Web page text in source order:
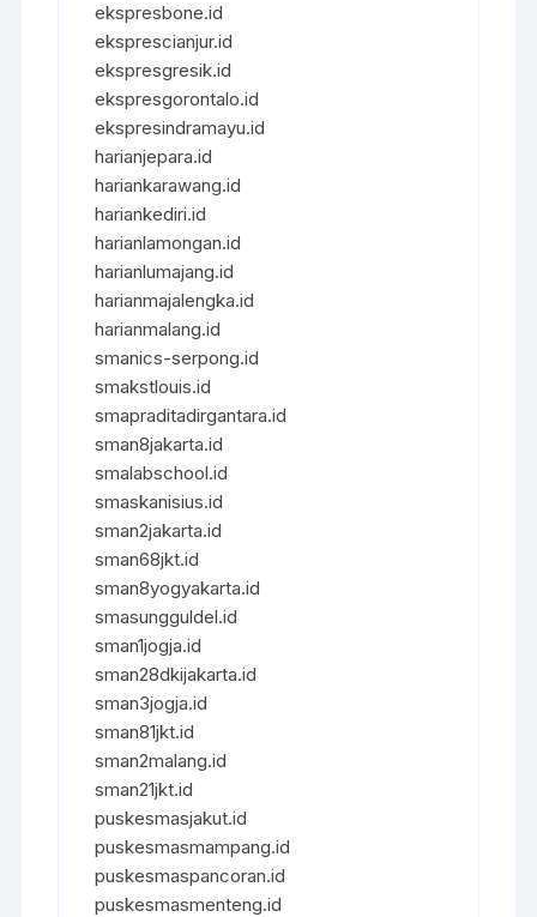
ekspresbone.id
eksprescianjur.id
ekspresgresik.id
ekspresgorontalo.id
ekspresindramayu.id
harianjepara.id
hariankarawang.id
hariankediri.id
harianlamongan.id
harianlumajang.id
harianmajalengka.id
harianmalang.id
smanics-serpong.id
smakstlouis.id
smapraditadirgantara.id
sman8jakarta.id
smalabschool.id
smaskanisius.id
sman2jakarta.id
sman68jkt.id
sman8yogyakarta.id
smasungguldel.id
sman1jogja.id
sman28dkijakarta.id
sman3jogja.id
sman81jkt.id
sman2malang.id
sman21jkt.id
puskesmasjakut.id
puskesmasmampang.id
puskesmaspancoran.id
puskesmasmenteng.id